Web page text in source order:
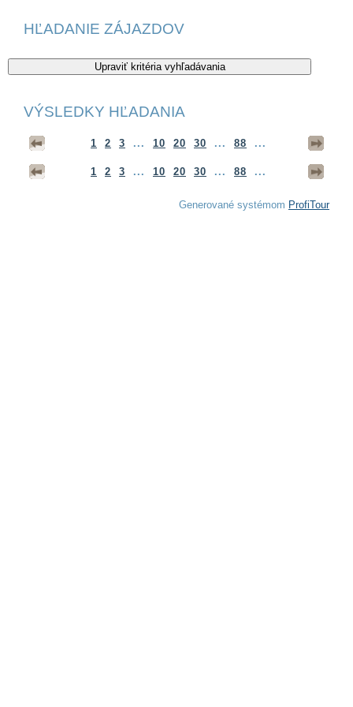
HĽADANIE ZÁJAZDOV
VÝSLEDKY HĽADANIA
1 2 3 ... 10 20 30 ... 88 ...
1 2 3 ... 10 20 30 ... 88 ...
Generované systémom ProfiTour